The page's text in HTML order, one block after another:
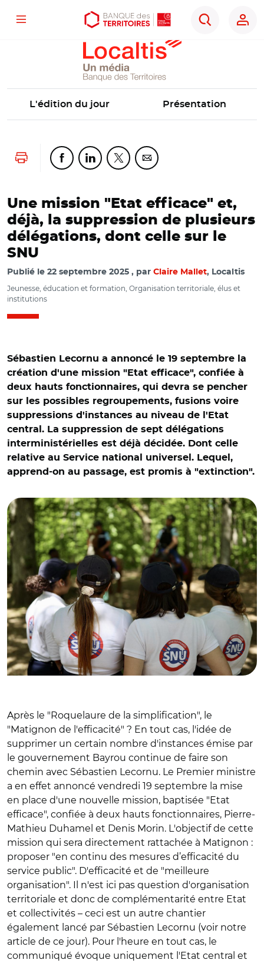
Aller
Aller
Ouvrir
d'accessibilité
Menu
Rechercher
Localtis
L'édition du jour Présentation
Lancer l'impressionPartager cette page sur Facebook
Partager cette page sur Linkedin
Partager cette page sur Twitter
Partager cette page sur
Une mission "Etat efficace" et,
déjà, la suppression de plusieurs
délégations, dont celle sur le
SNU
Publié le 22 septembre 2025 par Claire Mallet, Localtis
Jeunesse, éducation et formation, Organisation territoriale, élus et
institutions
Sébastien Lecornu a annoncé le 19 septembre la
création d'une mission "Etat efficace", confiée à
deux hauts fonctionnaires, qui devra se pencher
sur les possibles regroupements, fusions voire
suppressions d'instances au niveau de l'Etat
central. La suppression de sept délégations
interministérielles est déjà décidée. Dont celle
relative au Service national universel. Lequel,
apprend-on au passage, est promis à "extinction".
Après le "Roquelaure de la simplification", le
"Matignon de l'efficacité" ? En tout cas, l'idée de
supprimer un certain nombre d'instances émise par
le gouvernement Bayrou continue de faire son
chemin avec Sébastien Lecornu. Le Premier ministre
a en effet annoncé vendredi 19 septembre la mise
en place d'une nouvelle mission, baptisée "Etat
efficace", confiée à deux hauts fonctionnaires, Pierre-
Mathieu Duhamel et Denis Morin. L'objectif de cette
mission qui sera directement rattachée à Matignon :
proposer "en continu des mesures d’efficacité du
service public". D'efficacité et de "meilleure
organisation". Il n'est ici pas question d'organisation
territoriale et donc de complémentarité entre Etat
et collectivités – ceci est un autre chantier
également lancé par Sébastien Lecornu (voir notre
article de ce jour). Pour l'heure en tout cas, le
communiqué évoque uniquement l'Etat central et